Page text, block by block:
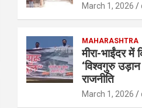
March 1, 2026
MAHARASHTRA
मीरा-भाईंदर में
‘विश्वगुरु
राजनीति
March 1, 2026